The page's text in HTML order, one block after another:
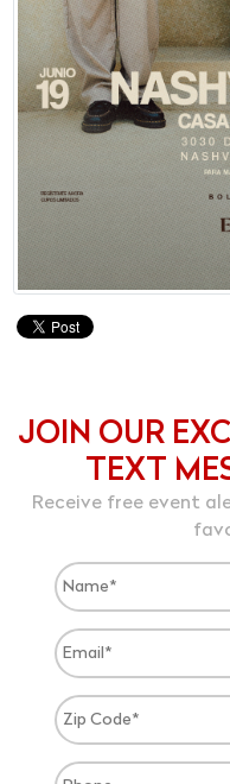
JOIN OUR
TEXT
Receive free event